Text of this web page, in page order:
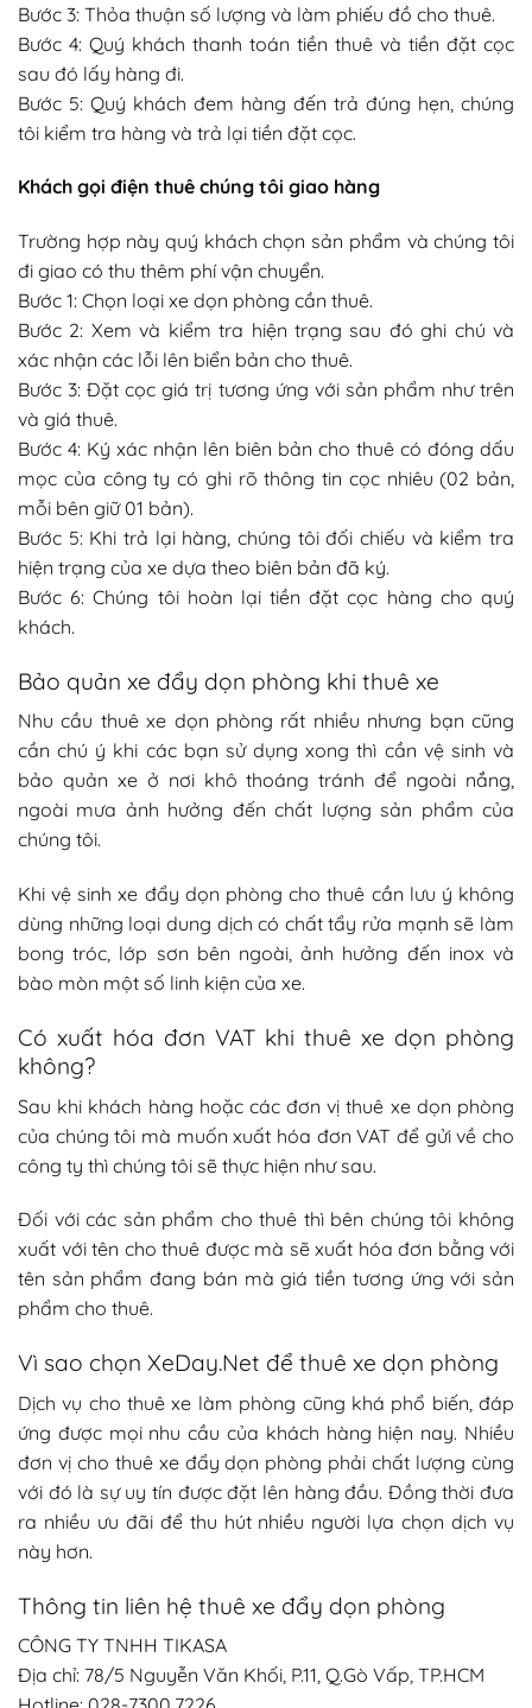
Bước 3: Thỏa thuận số lượng và làm phiếu đồ cho thuê.
Bước 4: Quý khách thanh toán tiền thuê và tiền đặt cọc
sau đó lấy hàng đi.
Bước 5: Quý khách đem hàng đến trả đúng hẹn, chúng
tôi kiểm tra hàng và trả lại tiền đặt cọc.
Khách gọi điện thuê chúng tôi giao hàng
Trường hợp này quý khách chọn sản phẩm và chúng tôi
đi giao có thu thêm phí vận chuyển.
Bước 1: Chọn loại xe dọn phòng cần thuê.
Bước 2: Xem và kiểm tra hiện trạng sau đó ghi chú và
xác nhận các lỗi lên biển bản cho thuê.
Bước 3: Đặt cọc giá trị tương ứng với sản phẩm như trên
và giá thuê.
Bước 4: Ký xác nhận lên biên bản cho thuê có đóng dấu
mọc của công ty có ghi rõ thông tin cọc nhiêu (02 bản,
mỗi bên giữ 01 bản).
Bước 5: Khi trả lại hàng, chúng tôi đối chiếu và kiểm tra
hiện trạng của xe dựa theo biên bản đã ký.
Bước 6: Chúng tôi hoàn lại tiền đặt cọc hàng cho quý
khách.
Bảo quản xe đẩy dọn phòng khi thuê xe
Nhu cầu thuê xe dọn phòng rất nhiều nhưng bạn cũng
cần chú ý khi các bạn sử dụng xong thì cần vệ sinh và
bảo quản xe ở nơi khô thoáng tránh để ngoài nắng,
ngoài mưa ảnh hưởng đến chất lượng sản phẩm của
chúng tôi.
Khi vệ sinh xe đẩy dọn phòng cho thuê cần lưu ý không
dùng những loại dung dịch có chất tẩy rửa mạnh sẽ làm
bong tróc, lớp sơn bên ngoài, ảnh hưởng đến inox và
bào mòn một số linh kiện của xe.
Có xuất hóa đơn VAT khi thuê xe dọn phòng
không?
Sau khi khách hàng hoặc các đơn vị thuê xe dọn phòng
của chúng tôi mà muốn xuất hóa đơn VAT để gửi về cho
công ty thì chúng tôi sẽ thực hiện như sau.
Đối với các sản phẩm cho thuê thì bên chúng tôi không
xuất với tên cho thuê được mà sẽ xuất hóa đơn bằng với
tên sản phẩm đang bán mà giá tiền tương ứng với sản
phẩm cho thuê.
Vì sao chọn XeDay.Net để thuê xe dọn phòng
Dịch vụ cho thuê xe làm phòng cũng khá phổ biến, đáp
ứng được mọi nhu cầu của khách hàng hiện nay. Nhiều
đơn vị cho thuê xe đẩy dọn phòng phải chất lượng cùng
với đó là sự uy tín được đặt lên hàng đầu. Đồng thời đưa
ra nhiều ưu đãi để thu hút nhiều người lựa chọn dịch vụ
này hơn.
Thông tin liên hệ thuê xe đẩy dọn phòng
CÔNG TY TNHH TIKASA
Địa chỉ: 78/5 Nguyễn Văn Khối, P.11, Q.Gò Vấp, TP.HCM